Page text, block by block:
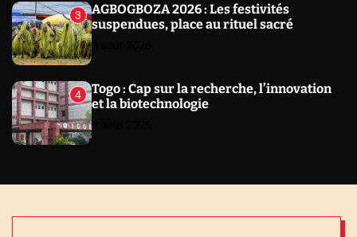
3
AGBOGBOZA 2026 : Les festivités
suspendues, place au rituel sacré
4
Togo : Cap sur la recherche, l’innovation
et la biotechnologie